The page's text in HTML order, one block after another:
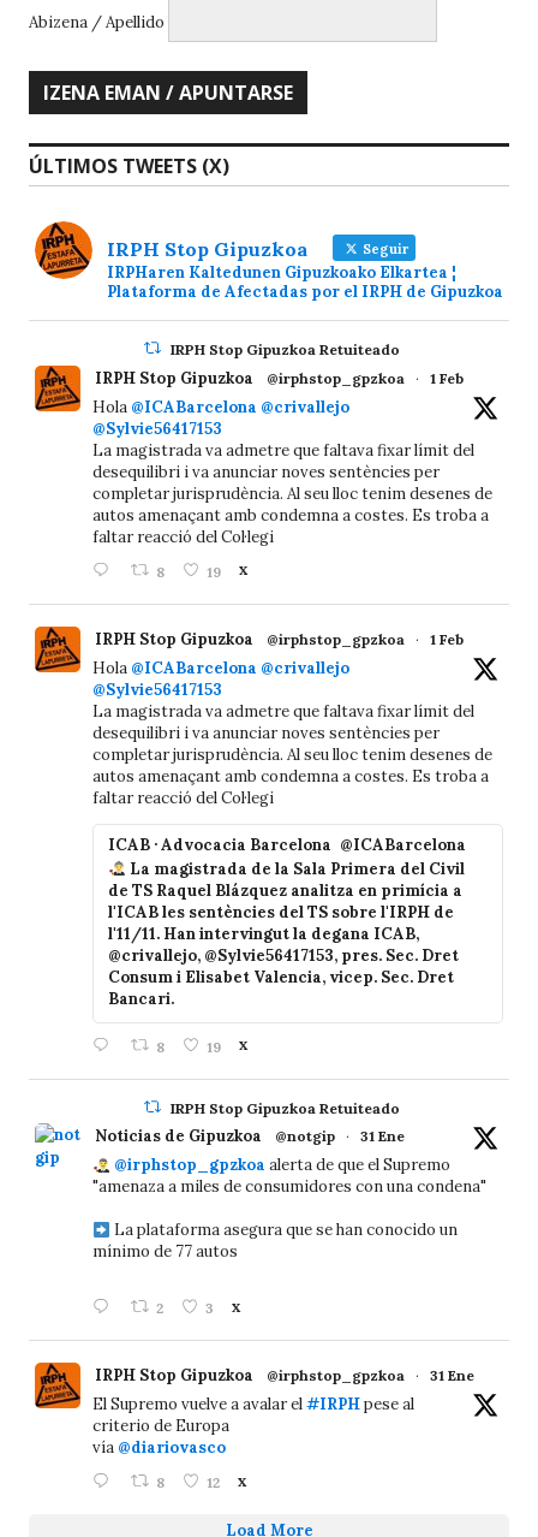
Abizena / Apellido
ÚLTIMOS TWEETS (X)
IRPH Stop Gipuzkoa Seguir
IRPHaren Kaltedunen Gipuzkoako Elkartea ¦
Plataforma de Afectadas por el IRPH de Gipuzkoa
IRPH Stop Gipuzkoa Retuiteado
IRPH Stop Gipuzkoa @irphstop_gpzkoa · 1 Feb
Hola @ICABarcelona @crivallejo
@Sylvie56417153
La magistrada va admetre que faltava fixar límit del
desequilibri i va anunciar noves sentències per
completar jurisprudència. Al seu lloc tenim desenes de
autos amenaçant amb condemna a costes. Es troba a
faltar reacció del Col·legi
8 19 X
IRPH Stop Gipuzkoa @irphstop_gpzkoa · 1 Feb
Hola @ICABarcelona @crivallejo
@Sylvie56417153
La magistrada va admetre que faltava fixar límit del
desequilibri i va anunciar noves sentències per
completar jurisprudència. Al seu lloc tenim desenes de
autos amenaçant amb condemna a costes. Es troba a
faltar reacció del Col·legi
ICAB · Advocacia Barcelona @ICABarcelona
La magistrada de la Sala Primera del Civil
de TS Raquel Blázquez analitza en primícia a
l'ICAB les sentències del TS sobre l'IRPH de
l'11/11. Han intervingut la degana ICAB,
@crivallejo, @Sylvie56417153, pres. Sec. Dret
Consum i Elisabet Valencia, vicep. Sec. Dret
Bancari.
8 19 X
IRPH Stop Gipuzkoa Retuiteado
Noticias de Gipuzkoa @notgip · 31 Ene
@irphstop_gpzkoa alerta de que el Supremo
"amenaza a miles de consumidores con una condena"
La plataforma asegura que se han conocido un
mínimo de 77 autos
2 3 X
IRPH Stop Gipuzkoa @irphstop_gpzkoa · 31 Ene
El Supremo vuelve a avalar el#IRPHpese al
criterio de Europa
vía @diariovasco
8 12 X
Load More